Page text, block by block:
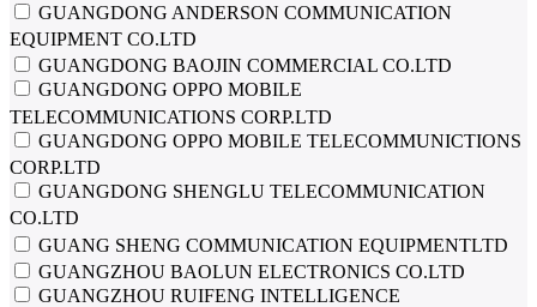
GUANGDONG ANDERSON COMMUNICATION
EQUIPMENT CO.LTD
GUANGDONG BAOJIN COMMERCIAL CO.LTD
GUANGDONG OPPO MOBILE
TELECOMMUNICATIONS CORP.LTD
GUANGDONG OPPO MOBILE TELECOMMUNICTIONS
CORP.LTD
GUANGDONG SHENGLU TELECOMMUNICATION
CO.LTD
GUANG SHENG COMMUNICATION EQUIPMENTLTD
GUANGZHOU BAOLUN ELECTRONICS CO.LTD
GUANGZHOU RUIFENG INTELLIGENCE